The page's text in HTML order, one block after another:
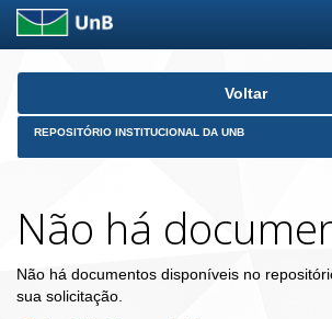
Skip
Voltar
REPOSITÓRIO INSTITUCIONAL DA UNB
Não há
Não há documentos disponíveis no
sua solicitação.